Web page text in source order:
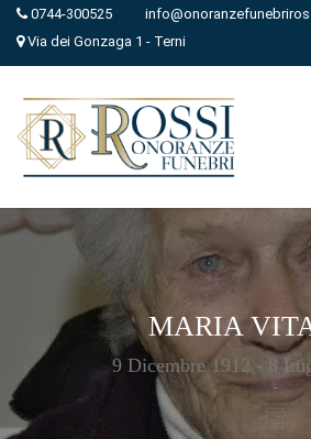
0744-300525
Via dei Gonzaga 1 - Terni
MARIA
9 Dicembre 1912 - 8